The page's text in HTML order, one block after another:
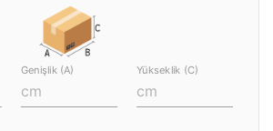
Genişlik (A) Yükseklik (C)